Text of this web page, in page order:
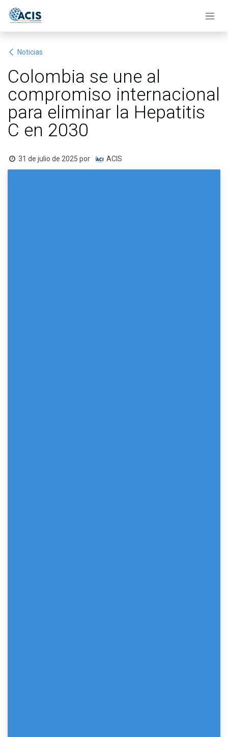
Noticias
Colombia se une al
compromiso internacional
para eliminar la Hepatitis
C en 2030
31 de julio de 2025 por ACIS